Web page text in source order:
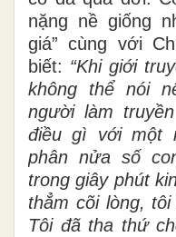
nặng nề giống
giá” cùng với
biết: “Khi giới
không thể nói
người làm
điều gì với một
phân nửa số
trong giây phút
thẳm cõi lòng,
Tôi đã tha thứ